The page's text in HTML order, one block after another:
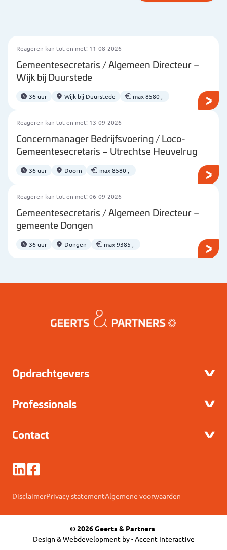
Reageren kan tot en met: 11-08-2026
Gemeentesecretaris / Algemeen Directeur –
Wijk bij Duurstede
36 uur Wijk bij Duurstede max 8580 ,-
Reageren kan tot en met: 13-09-2026
Concernmanager Bedrijfsvoering / Loco-
Gemeentesecretaris – Utrechtse Heuvelrug
36 uur Doorn max 8580 ,-
Reageren kan tot en met: 06-09-2026
Gemeentesecretaris / Algemeen Directeur –
gemeente Dongen
36 uur Dongen max 9385 ,-
Opdrachtgevers
Professionals
Contact
DisclaimerPrivacy statementAlgemene voorwaarden
© 2026 Geerts & Partners
Design & Webdevelopment by -Accent Interactive